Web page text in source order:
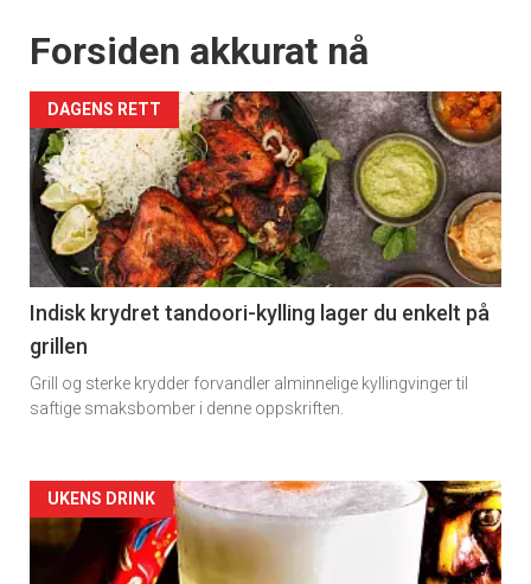
Forsiden akkurat nå
DAGENS RETT
Indisk krydret tandoori-kylling lager du enkelt på
grillen
Grill og sterke krydder forvandler alminnelige kyllingvinger til
saftige smaksbomber i denne oppskriften.
Forsiden
akkurat
UKENS DRINK